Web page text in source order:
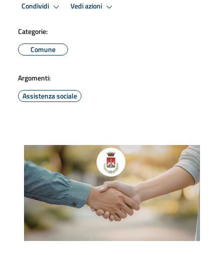
Condividi Vedi azioni
Categorie:
Comune
Argomenti:
Assistenza sociale